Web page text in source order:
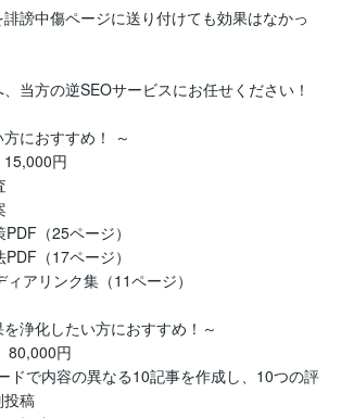
謗中傷ページに送り付けても効果はなかっ
当方の逆SEOサービスにお任せください！
におすすめ！ ～
15,000円
（25ページ）
（17ページ）
アリンク集（11ページ）
浄化したい方におすすめ！～
80,000円
ドで内容の異なる10記事を作成し、10つの評
投稿